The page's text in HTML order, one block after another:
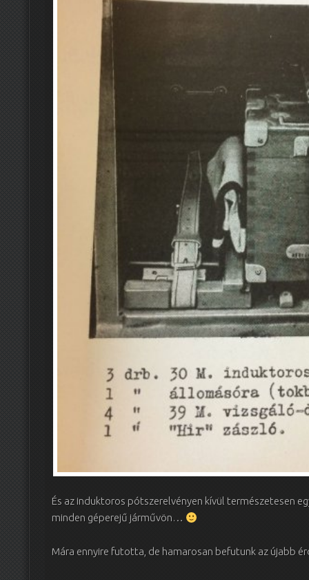
És az induktoros pótszerelvényen kívül természetesen
minden géperejű járművön…
Mára ennyire futotta, de hamarosan befutunk az újabb